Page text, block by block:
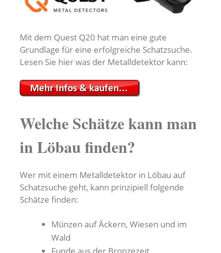
Mit dem Quest Q20 hat man eine gute
Grundlage für eine erfolgreiche Schatzsuche.
Lesen Sie hier was der Metalldetektor kann:
Welche Schätze kann man
in Löbau finden?
Wer mit einem Metalldetektor in Löbau auf
Schatzsuche geht, kann prinzipiell folgende
Schätze finden:
Münzen auf Äckern, Wiesen und im
Wald